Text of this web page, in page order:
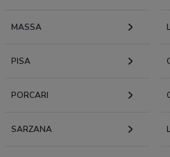
MASSA
PISA
PORCARI
SARZANA